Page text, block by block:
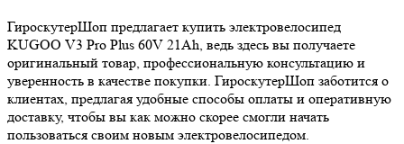
ГироскутерШоп предлагает купить электровелосипед
KUGOO V3 Pro Plus 60V 21Ah, ведь здесь вы получаете
оригинальный товар, профессиональную консультацию и
уверенность в качестве покупки. ГироскутерШоп заботится о
клиентах, предлагая удобные способы оплаты и оперативную
доставку, чтобы вы как можно скорее смогли начать
пользоваться своим новым электровелосипедом.